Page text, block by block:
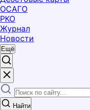
ОСАГО
РКО
Журнал
Новости
Ещё
Найти